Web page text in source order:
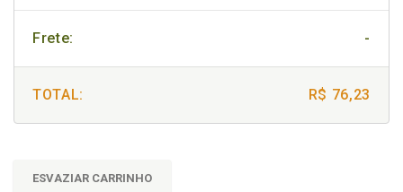
Frete: -
TOTAL: R$ 76,23
ESVAZIAR CARRINHO